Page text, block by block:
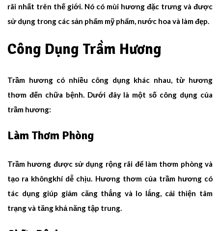
rãi nhất trên thế giới. Nó có mùi hương đặc trưng và được
sử dụng trong các sản phẩm mỹ phẩm, nước hoa và làm đẹp.
Công Dụng Trầm Hương
Trầm hương có nhiều công dụng khác nhau, từ hương
thơm đến chữa bệnh. Dưới đây là một số công dụng của
trầm hương:
Làm Thơm Phòng
Trầm hương được sử dụng rộng rãi để làm thơm phòng và
tạo ra khôngkhí dễ chịu. Hương thơm của trầm hương có
tác dụng giúp giảm căng thẳng và lo lắng, cải thiện tâm
trạng và tăng khả năng tập trung.